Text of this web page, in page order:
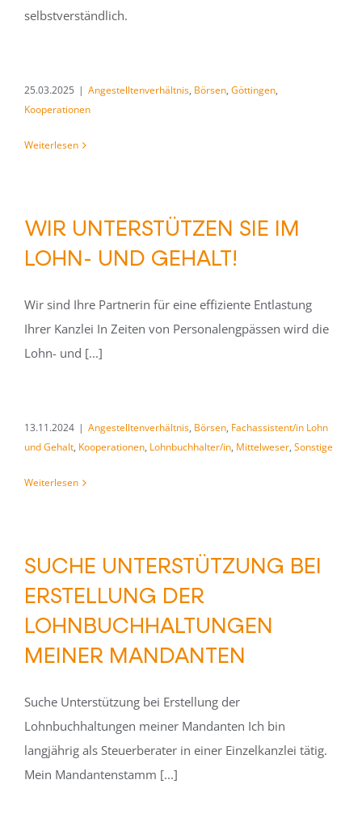
selbstverständlich.
25.03.2025 | Angestelltenverhältnis, Börsen, Göttingen,
Kooperationen
Weiterlesen
WIR UNTERSTÜTZEN SIE IM
LOHN- UND GEHALT!
Wir sind Ihre Partnerin für eine effiziente Entlastung
Ihrer Kanzlei In Zeiten von Personalengpässen wird die
Lohn- und [...]
13.11.2024 | Angestelltenverhältnis, Börsen, Fachassistent/in Lohn
und Gehalt, Kooperationen, Lohnbuchhalter/in, Mittelweser, Sonstige
Weiterlesen
SUCHE UNTERSTÜTZUNG BEI
ERSTELLUNG DER
LOHNBUCHHALTUNGEN
MEINER MANDANTEN
Suche Unterstützung bei Erstellung der
Lohnbuchhaltungen meiner Mandanten Ich bin
langjährig als Steuerberater in einer Einzelkanzlei tätig.
Mein Mandantenstamm [...]